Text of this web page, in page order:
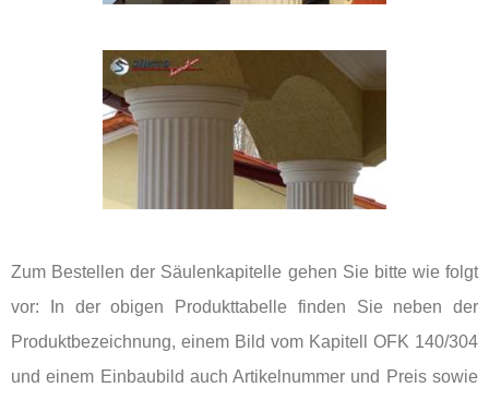
Zum Bestellen der Säulenkapitelle gehen Sie bitte wie folgt
vor: In der obigen Produkttabelle finden Sie neben der
Produktbezeichnung, einem Bild vom Kapitell OFK 140/304
und einem Einbaubild auch Artikelnummer und Preis sowie